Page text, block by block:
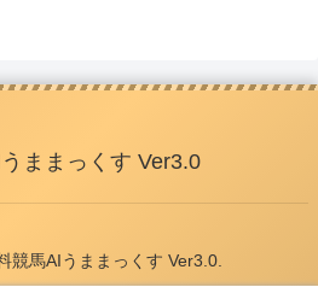
ままっくす Ver3.0
競馬AIうままっくす Ver3.0.